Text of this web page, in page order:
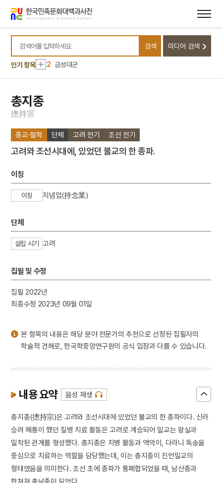
바로가기
바로가기
검색어를 입력하세요
검색 미디어 검색
인기 항목
10 소음인
1 손곡산인전
2 금성대군
3 금동 보살 입상
금동 미륵보살 반가 사유상
8 대한천리교
10 소음인
1
손곡산인전
4
7
8 대한천리교
10 소음인
총지종
摠持宗
종교·철학 단체 고려 전기 조선 전기
고려와 조선시대에, 있었던 불교의 한 종파.
이칭
이칭 지념업(持念業)
단체
설립 시기 고려
집필 및 수정
집필 2022년
최종수정 2023년 09월 01일
본 항목의 내용은 해당 분야 전문가의 추천으로 선정된 집필자의
학술적 견해로, 한국학중앙연구원의 공식 입장과 다를 수 있습니다.
내용 요약 음성 재생
총지종(摠持宗)은 고려와 조선시대에 있었던 불교의 한 종파이다. 신라
승려 혜통이 했던 질병 치료 활동은 고려로 계승되어 밀교는 왕실과
밀착된 관계를 형성했다. 총지종은 치병 활동과 액막이, 다라니 독송을
중심으로 치료하는 역할을 담당했는데, 이는 총지종이 진언밀교의
형태였음을 의미한다. 조선 초에 종파가 통폐합되었을 때, 남산종과